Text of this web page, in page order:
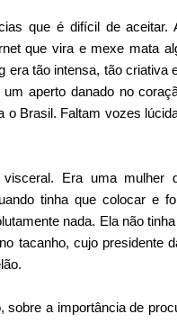
que é difícil de aceitar.
que vira e mexe mata
era tão intensa, tão criativa
aperto danado no
o Brasil. Faltam vozes
Era uma mulher
tinha que colocar e
nada. Ela não
tacanho, cujo presidente
a importância de